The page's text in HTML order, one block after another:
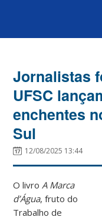
Jornalistas
UFSC
enchentes
Sul
12/08/2025 13:44
O livro A Marca
d’Água, fruto do
Trabalho de